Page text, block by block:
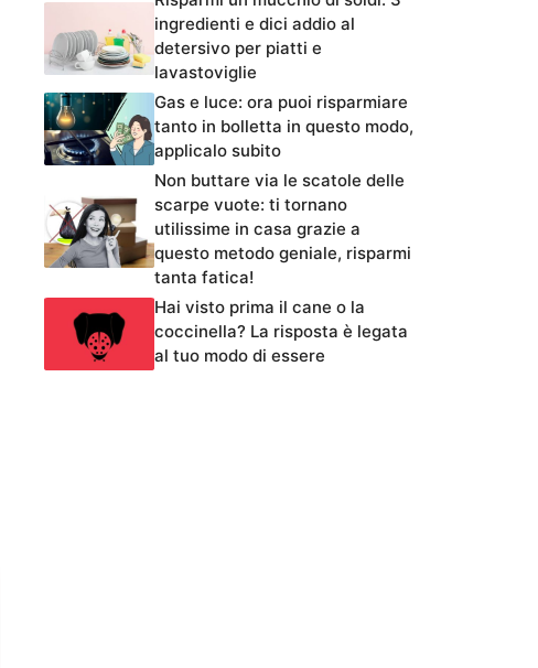
ingredienti e dici addio al
detersivo per piatti e
lavastoviglie
Gas e luce: ora puoi risparmiare
tanto in bolletta in questo modo,
applicalo subito
Non buttare via le scatole delle
scarpe vuote: ti tornano
utilissime in casa grazie a
questo metodo geniale, risparmi
tanta fatica!
Hai visto prima il cane o la
coccinella? La risposta è legata
al tuo modo di essere